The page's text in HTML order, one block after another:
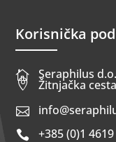
Korisnička
 Seraphilus
 Žitnjačka

 +385 (0)1